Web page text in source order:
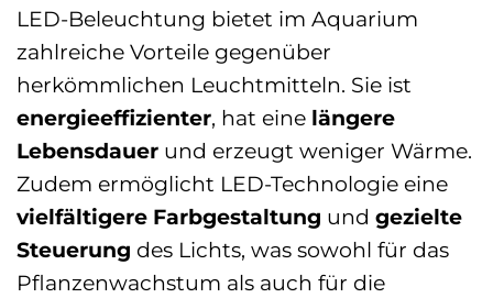
LED-Beleuchtung bietet im Aquarium
zahlreiche Vorteile gegenüber
herkömmlichen Leuchtmitteln. Sie ist
energieeffizienter, hat eine längere
Lebensdauer und erzeugt weniger Wärme.
Zudem ermöglicht LED-Technologie eine
vielfältigere Farbgestaltung und gezielte
Steuerung des Lichts, was sowohl für das
Pflanzenwachstum als auch für die